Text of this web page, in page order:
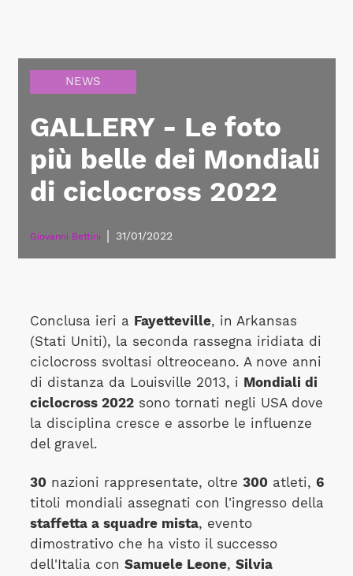
NEWS
GALLERY - Le foto
più belle dei Mondiali
di ciclocross 2022
Giovanni Bettini 31/01/2022
Conclusa ieri a Fayetteville, in Arkansas
(Stati Uniti), la seconda rassegna iridiata di
ciclocross svoltasi oltreoceano. A nove anni
di distanza da Louisville 2013, i Mondiali di
ciclocross 2022sono tornati negli USA dove
la disciplina cresce e assorbe le influenze
del gravel.
30 nazioni rappresentate, oltre 300 atleti, 6
titoli mondiali assegnati con l'ingresso della
staffetta a squadre mista, evento
dimostrativo che ha visto il successo
dell'Italia con Samuele Leone, Silvia